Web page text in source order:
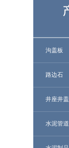
沟盖板
路边石
井座井盖
水泥管道